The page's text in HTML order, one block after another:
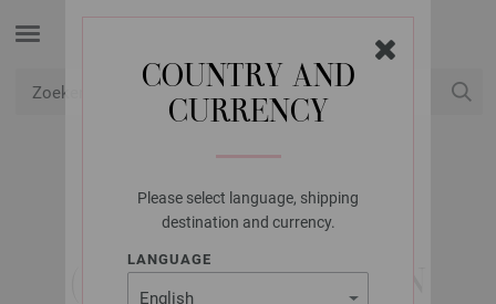
COUNTRY AND
CURRENCY
Please select language, shipping
destination and currency.
LANGUAGE
LANA GROSSA
STOLA GOMITOLO
(CHRISTMAS EDITION